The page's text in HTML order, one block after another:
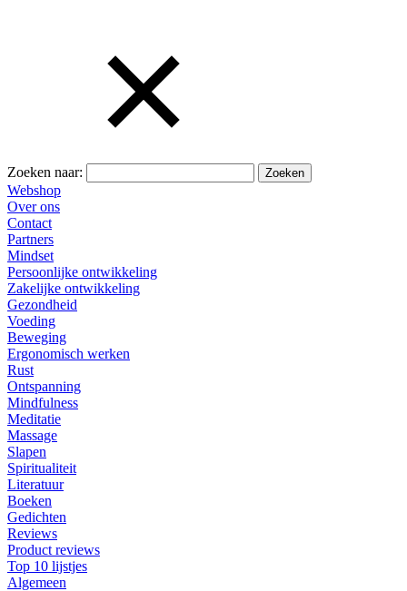
Zoeken naar:
Webshop
Over ons
Contact
Partners
Mindset
Persoonlijke ontwikkeling
Zakelijke ontwikkeling
Gezondheid
Voeding
Beweging
Ergonomisch werken
Rust
Ontspanning
Mindfulness
Meditatie
Massage
Slapen
Spiritualiteit
Literatuur
Boeken
Gedichten
Reviews
Product reviews
Top 10 lijstjes
Algemeen